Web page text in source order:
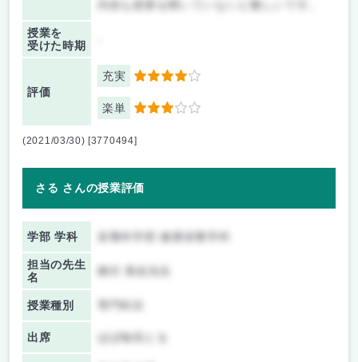
授業を
受けた時期
評価
充実 4
楽単 3
(2021/03/30) [3770494]
さる さんの授業評価
学部 学科 栄養科学部 健康栄養学科
担当の先生
名
柳沢 香絵先生
授業種別
出席 ほぼ毎回とる